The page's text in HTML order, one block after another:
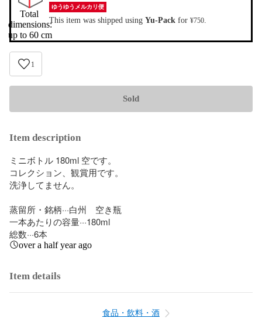
Total
dimensions:
up to 60 cm
ゆうゆうメルカリ便
This item was shipped using Yu-Pack for ¥750.
1
Sold
Item description
ミニボトル 180ml 空です。
コレクション、観賞用です。
洗浄してません。
蒸留所・銘柄···白州　空き瓶
一本あたりの容量···180ml
総数···6本
over a half year ago
Item details
食品・飲料・酒